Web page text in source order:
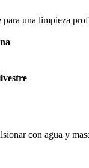
para una limpieza
con agua y